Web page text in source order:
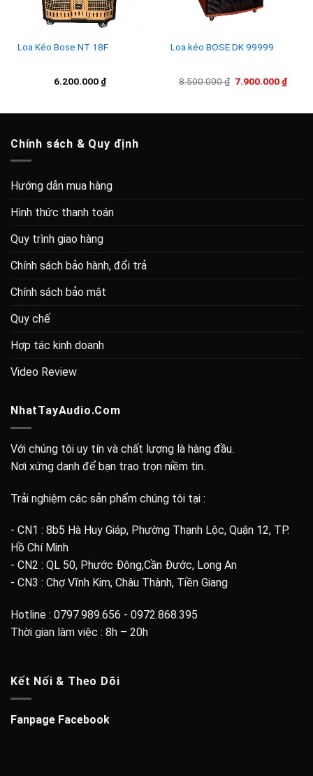
Loa Kéo Bose NT 18F
6.200.000 ₫
Loa kéo BOSE DK 99999
8.500.000₫ Giá
7.900.000 ₫Giá
Chính sách & Quy định
Hướng dẫn mua hàng
Hình thức thanh toán
Quy trình giao hàng
Chính sách bảo hành, đổi trả
Chính sách bảo mật
Quy chế
Hợp tác kinh doanh
Video Review
NhatTayAudio.Com
Với chúng tôi uy tín và chất lượng là hàng đầu.
Nơi xứng danh để bạn trao trọn niềm tin.
Trải nghiệm các sản phẩm chúng tôi tại :
- CN1 : 8b5 Hà Huy Giáp, Phường Thạnh Lộc, Quận 12, TP.
Hồ Chí Minh
- CN2 : QL 50, Phước Đông,Cần Đước, Long An
- CN3 : Chợ Vĩnh Kim, Châu Thành, Tiền Giang
Hotline : 0797.989.656 - 0972.868.395
Thời gian làm việc : 8h – 20h
Kết Nối & Theo Dõi
Fanpage Facebook